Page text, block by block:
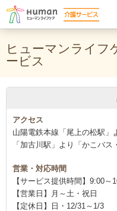
ヒューマンライフ
ービス
アクセス
山陽電鉄本線「尾上の松駅」
「加古川駅」より「かこバ
営業・対応時間
【サービス提供時間】9:00～
【営業日】月～土・祝日
【定休日】日・12/31～1/3